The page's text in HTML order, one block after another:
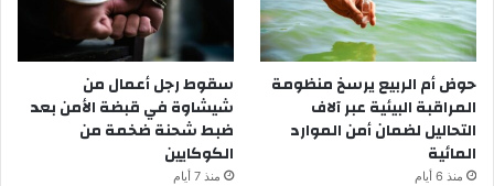
حوض أم الربيع يرسخ منظومة
المراقبة البيئية عبر آلاف
التحاليل لضمان أمن الموارد
المائية
منذ 6 أيام
سقوط رجل أعمال من
شيشاوة في قبضة الأمن بعد
ضبط شحنة ضخمة من
الكوكايين
منذ 7 أيام